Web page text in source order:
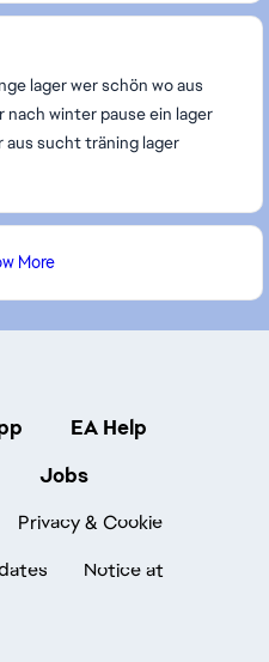
lager wer schön wo aus
winter pause ein lager
aus sucht träning lager
More
EA Help
Jobs
Privacy & Cookie
Notice at